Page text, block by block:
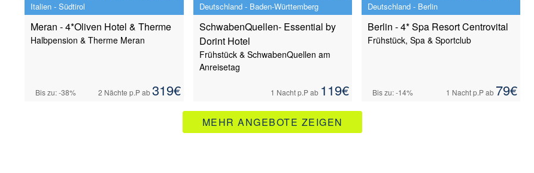
Italien - Südtirol
Meran - 4*Oliven Hotel & Therme
Halbpension & Therme Meran
Bis zu: -38% 2 Nächte p.P ab319€
Deutschland - Baden-Württemberg
SchwabenQuellen- Essential by
Dorint Hotel
Frühstück & SchwabenQuellen am
Anreisetag
1 Nachtp.P ab 119€
Deutschland - Berlin
Berlin - 4* Spa Resort Centrovital
Frühstück, Spa & Sportclub
Bis zu: -14% 1 Nachtp.P ab 79€
MEHR ANGEBOTE ZEIGEN